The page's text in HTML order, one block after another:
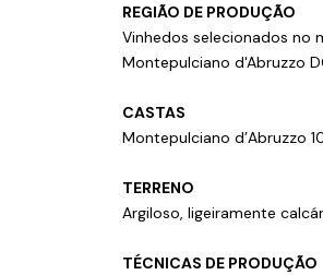
REGIÃO DE PRODUÇÃO
Vinhedos selecionados no
Montepulciano d'Abruzzo
CASTAS
Montepulciano d’Abruzzo
TERRENO
Argiloso, ligeiramente
TÉCNICAS DE PRODUÇÃO